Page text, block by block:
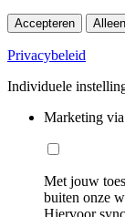
Accepteren
Privacybeleid
Individuele
Marketing
Met jouw
buiten onze